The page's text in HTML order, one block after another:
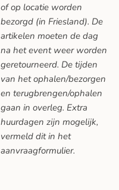
of op locatie worden
bezorgd (in Friesland). De
artikelen moeten de dag
na het event weer worden
geretourneerd. De tijden
van het ophalen/bezorgen
en terugbrengen/ophalen
gaan in overleg. Extra
huurdagen zijn mogelijk,
vermeld dit in het
aanvraagformulier.